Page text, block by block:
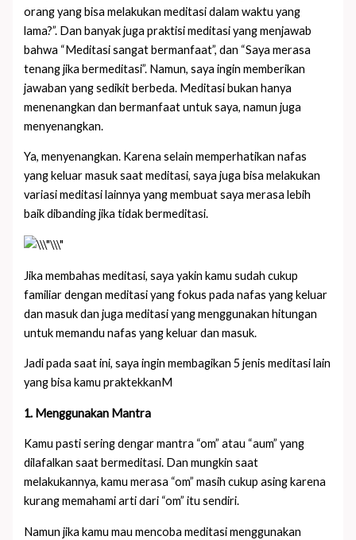
orang yang bisa melakukan meditasi dalam waktu yang
lama?”. Dan banyak juga praktisi meditasi yang menjawab
bahwa “Meditasi sangat bermanfaat”, dan “Saya merasa
tenang jika bermeditasi”. Namun, saya ingin memberikan
jawaban yang sedikit berbeda. Meditasi bukan hanya
menenangkan dan bermanfaat untuk saya, namun juga
menyenangkan.
Ya, menyenangkan. Karena selain memperhatikan nafas
yang keluar masuk saat meditasi, saya juga bisa melakukan
variasi meditasi lainnya yang membuat saya merasa lebih
baik dibanding jika tidak bermeditasi.
Jika membahas meditasi, saya yakin kamu sudah cukup
familiar dengan meditasi yang fokus pada nafas yang keluar
dan masuk dan juga meditasi yang menggunakan hitungan
untuk memandu nafas yang keluar dan masuk.
Jadi pada saat ini, saya ingin membagikan 5 jenis meditasi lain
yang bisa kamu praktekkanM
1. Menggunakan Mantra
Kamu pasti sering dengar mantra “om” atau “aum” yang
dilafalkan saat bermeditasi. Dan mungkin saat
melakukannya, kamu merasa “om” masih cukup asing karena
kurang memahami arti dari “om” itu sendiri.
Namun jika kamu mau mencoba meditasi menggunakan